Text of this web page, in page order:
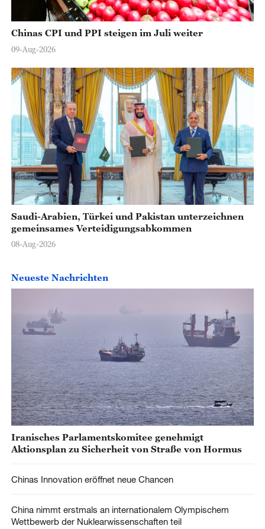
Chinas CPI und PPI steigen im Juli weiter
09-Aug-2026
Saudi-Arabien, Türkei und Pakistan unterzeichnen
gemeinsames Verteidigungsabkommen
08-Aug-2026
Neueste Nachrichten
Iranisches Parlamentskomitee genehmigt
Aktionsplan zu Sicherheit von Straße von Hormus
Chinas Innovation eröffnet neue Chancen
China nimmt erstmals an internationalem Olympischem
Wettbewerb der Nuklearwissenschaften teil